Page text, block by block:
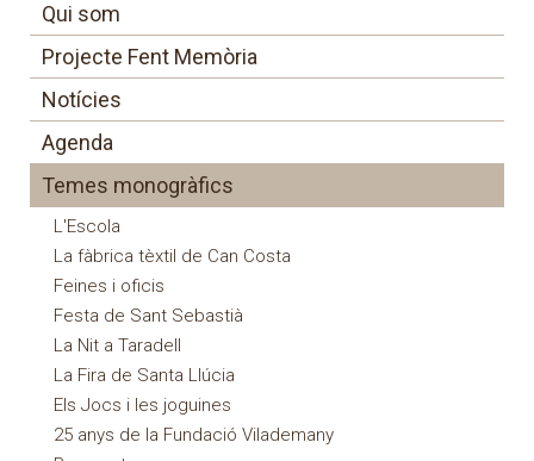
Qui som
Projecte Fent Memòria
Notícies
Agenda
Temes monogràfics
L'Escola
La fàbrica tèxtil de Can Costa
Feines i oficis
Festa de Sant Sebastià
La Nit a Taradell
La Fira de Santa Llúcia
Els Jocs i les joguines
25 anys de la Fundació Vilademany